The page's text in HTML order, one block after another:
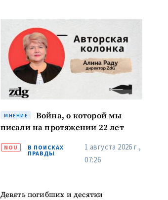
МНЕНИЕ
Война, о которой мы
писали на протяжении 22 лет
NOU
В ПОИСКАХ
ПРАВДЫ
1 августа 2026 г.,
07:26
Девять погибших и десятки